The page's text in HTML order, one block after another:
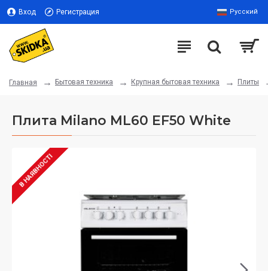
Вход Регистрация Русский
Главная Бытовая техника Крупная бытовая техника Плиты
Плита Milano ML60 EF50 White
В НАЯВНОСТІ